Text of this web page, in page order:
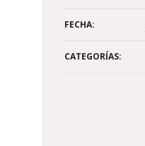
FECHA:
CATEGORÍAS: